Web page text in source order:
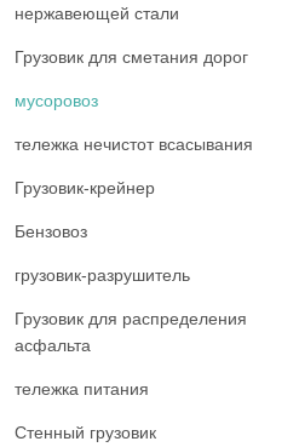
нержавеющей стали
Грузовик для сметания дорог
мусоровоз
тележка нечистот всасывания
Грузовик-крейнер
Бензовоз
грузовик-разрушитель
Грузовик для распределения
асфальта
тележка питания
Стенный грузовик